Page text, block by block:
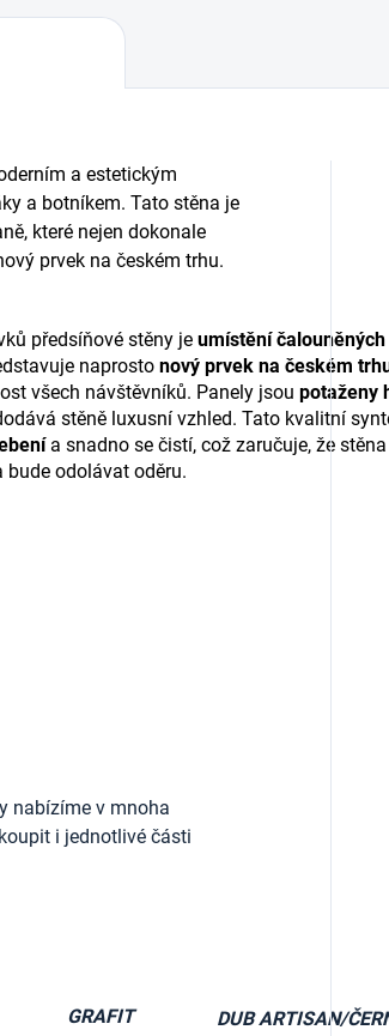
a estetickým
a botníkem. Tato stěna je
které nejen dokonale
prvek na českém trhu.
předsíňové stěny je umístění
naprosto nový prvek na českém
všech návštěvníků. Panely jsou potaženy
stěně luxusní vzhled. Tato kvalitní
a snadno se čistí, což zaručuje, že
odolávat oděru.
nabízíme v mnoha
i jednotlivé části
GRAFIT DUB ARTISAN/